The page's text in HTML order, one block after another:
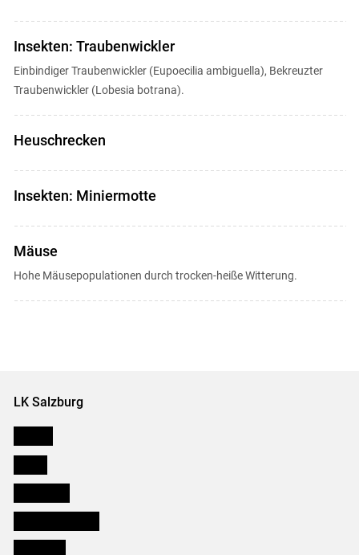
Insekten: Traubenwickler
Einbindiger Traubenwickler (Eupoecilia ambiguella), Bekreuzter
Traubenwickler (Lobesia botrana).
Heuschrecken
Insekten: Miniermotte
Mäuse
Hohe Mäusepopulationen durch trocken-heiße Witterung.
LK Salzburg